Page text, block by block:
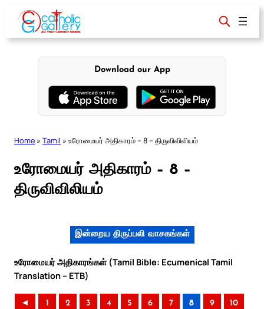
content
Download our App
Home » Tamil » உரோமையர் அதிகாரம் – 8 – திருவிவிலியம்
உரோமையர் அதிகாரம் – 8 –
திருவிவிலியம்
இன்றைய திருப்பலி வாசகங்கள்
உரோமையர் அதிகாரங்கள் (Tamil Bible: Ecumenical Tamil
Translation – ETB)
◄ 1 2 3 4 5 6 7 8 9 10